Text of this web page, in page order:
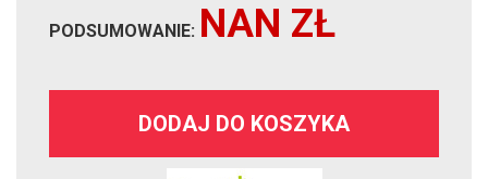
PODSUMOWANIE: NAN ZŁ
DODAJ DO KOSZYKA